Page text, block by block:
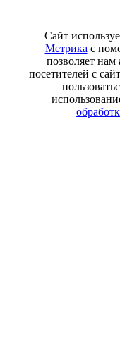
Сайт
Метрика с
позволяет нам
посетителей с